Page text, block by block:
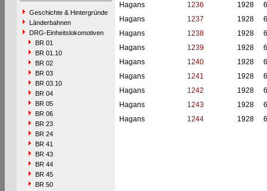
Geschichte & Hintergründe
Länderbahnen
DRG-Einheitslokomotiven
BR 01
BR 01.10
BR 02
BR 03
BR 03.10
BR 04
BR 05
BR 06
BR 23
BR 24
BR 41
BR 43
BR 44
BR 45
BR 50
Hagans
1236 1928
Hagans
1237 1928
Hagans
1238 1928
Hagans
1239 1928
Hagans
1240 1928
Hagans
1241 1928
Hagans
1242 1928
Hagans
1243 1928
Hagans
1244 1928